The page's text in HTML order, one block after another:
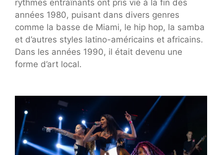
rythmes entraînants ont pris vie à la fin des
années 1980, puisant dans divers genres
comme la basse de Miami, le hip hop, la samba
et d’autres styles latino-américains et africains.
Dans les années 1990, il était devenu une
forme d’art local.